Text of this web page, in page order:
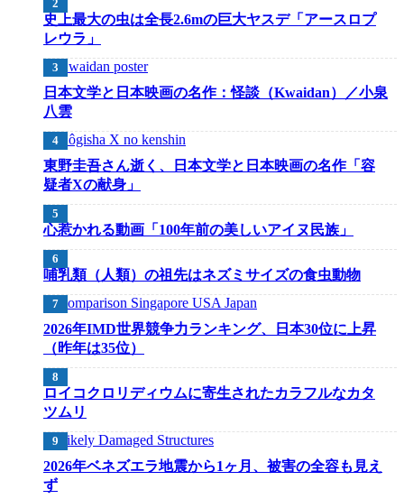
史上最大の虫は全長2.6mの巨大ヤスデ「アースロプ
レウラ」
日本文学と日本映画の名作：怪談（Kwaidan）／小泉
八雲
東野圭吾さん逝く、日本文学と日本映画の名作「容
疑者Xの献身」
心惹かれる動画「100年前の美しいアイヌ民族」
哺乳類（人類）の祖先はネズミサイズの食虫動物
2026年IMD世界競争力ランキング、日本30位に上昇
（昨年は35位）
ロイコクロリディウムに寄生されたカラフルなカタ
ツムリ
2026年ベネズエラ地震から1ヶ月、被害の全容も見え
ず